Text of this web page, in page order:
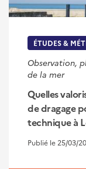
ÉTUDES &
Observation,
de la mer
Quelles
de dragage
technique à
Publié le 25/03/